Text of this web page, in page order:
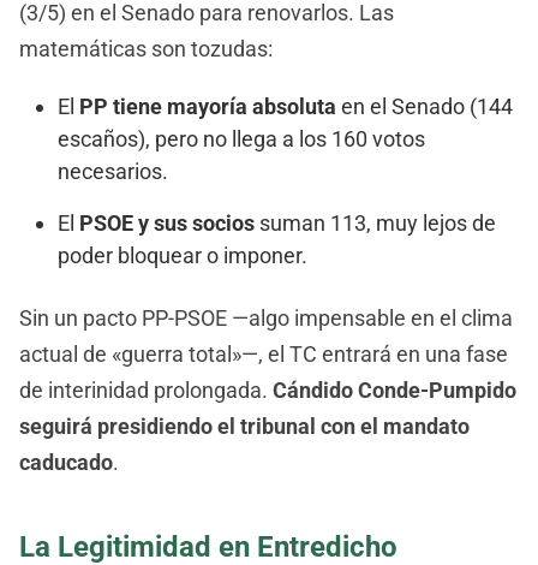
(3/5) en el Senado para renovarlos. Las
matemáticas son tozudas:
El PP tiene mayoría absoluta en el Senado (144
escaños), pero no llega a los 160 votos
necesarios.
El PSOE y sus socios suman 113, muy lejos de
poder bloquear o imponer.
Sin un pacto PP-PSOE —algo impensable en el clima
actual de «guerra total»—, el TC entrará en una fase
de interinidad prolongada. Cándido Conde-Pumpido
seguirá presidiendo el tribunal con el mandato
caducado.
La Legitimidad en Entredicho